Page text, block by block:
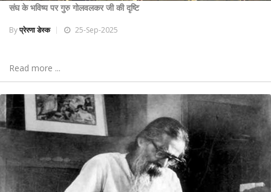
संघ के भविष्य पर गुरु गोलवलकर जी की दृष्टि
Byप्रेरणा डेस्क 25-Sep-2025
Read more ...